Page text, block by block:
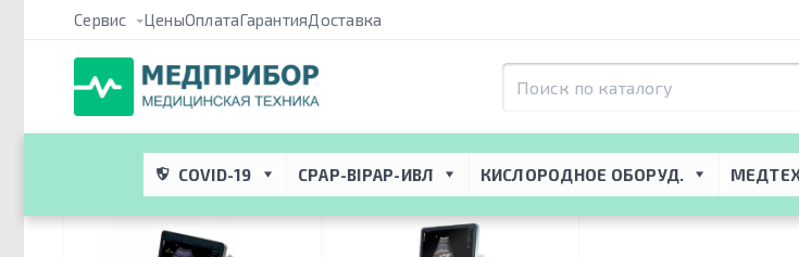
Сервис ЦеныОплатаГарантияДоставка
COVID-19 CPAP-BIPAP-ИВЛ КИСЛОРОДНОЕ ОБОРУД.
Медприбор ПРО → Метки → Mindray Resona
Mindray Resona